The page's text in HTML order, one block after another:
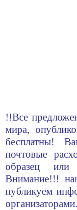
!!Все
мира,
бесплатны!
почтовые
образец
Внимание!!!
публикуем
организаторами.